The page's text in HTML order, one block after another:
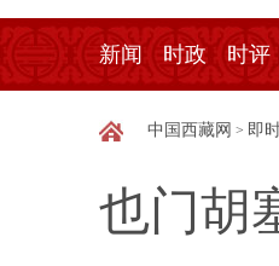
新闻 时政 时评
中国西藏网 > 即
也门胡